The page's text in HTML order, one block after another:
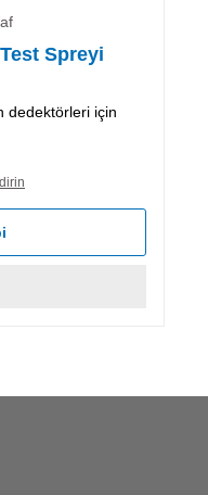
Spreyi
dedektörleri için